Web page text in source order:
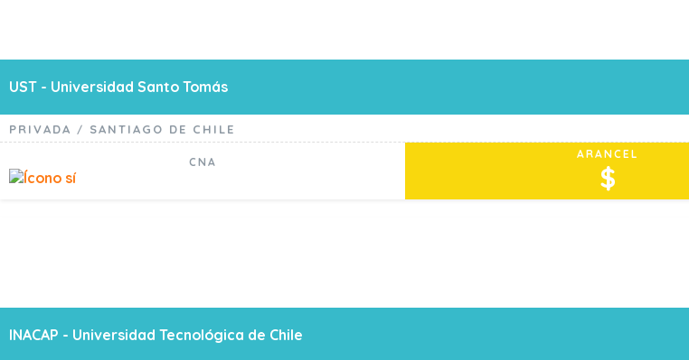
UST - Universidad Santo Tomás
PRIVADA / SANTIAGO DE CHILE
CNA
ARANCEL
$
INACAP - Universidad Tecnológica de Chile